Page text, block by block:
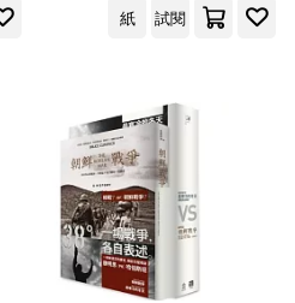
左岸文化(1)
紙
試閱